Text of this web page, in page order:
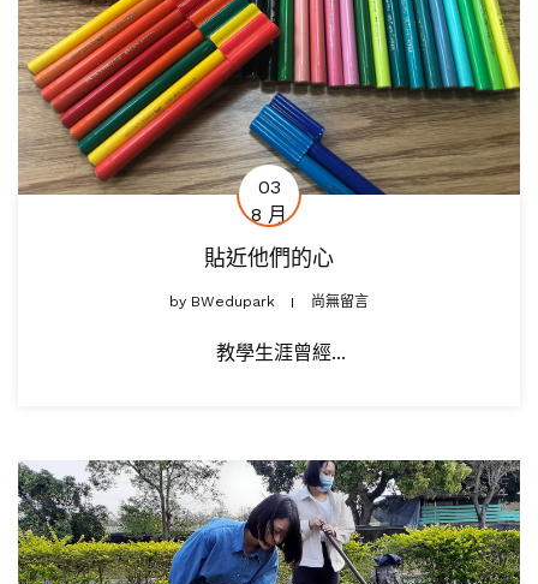
03
8 月
貼近他們的心
by BWedupark 尚無留言
教學生涯曾經...